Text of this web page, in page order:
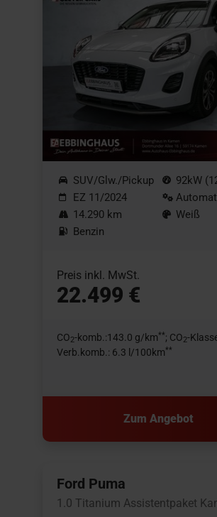
SUV/Glw./Pickup
EZ 11/2024
14.290 km
Benzin
92kW
Weiß
Preis inkl. MwSt.
22.499 €
CO2-komb.:143.0 g/km**; CO2-
Verb.komb.: 6.3 l/100km**
Zum Angebot
Ford Puma